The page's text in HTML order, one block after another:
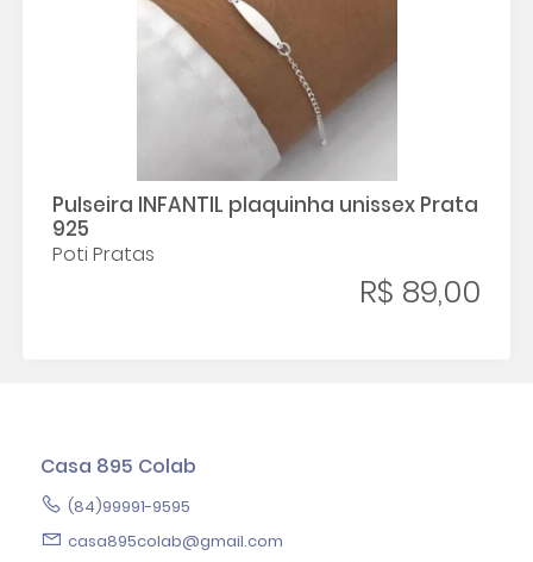
Pulseira INFANTIL plaquinha unissex Prata
925
Poti Pratas
R$ 89,00
Casa 895 Colab
(84)99991-9595
casa895colab@gmail.com